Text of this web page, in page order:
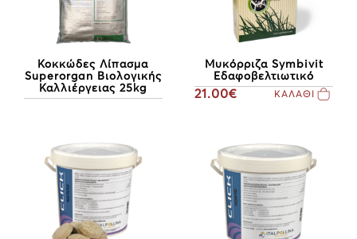
Κοκκώδες Λίπασμα
Superorgan Βιολογικής
Καλλιέργειας 25kg
Μυκόρριζα Symbivit
Εδαφοβελτιωτικό
21.00€ ΚΑΛΑΘΙ